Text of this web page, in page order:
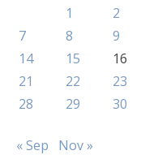
1
2
7
8 9
14
15 16
21
22 23
28
29 30
« Sep Nov »